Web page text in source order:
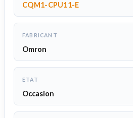
CQM1-CPU11-E
FABRICANT
Omron
ETAT
Occasion